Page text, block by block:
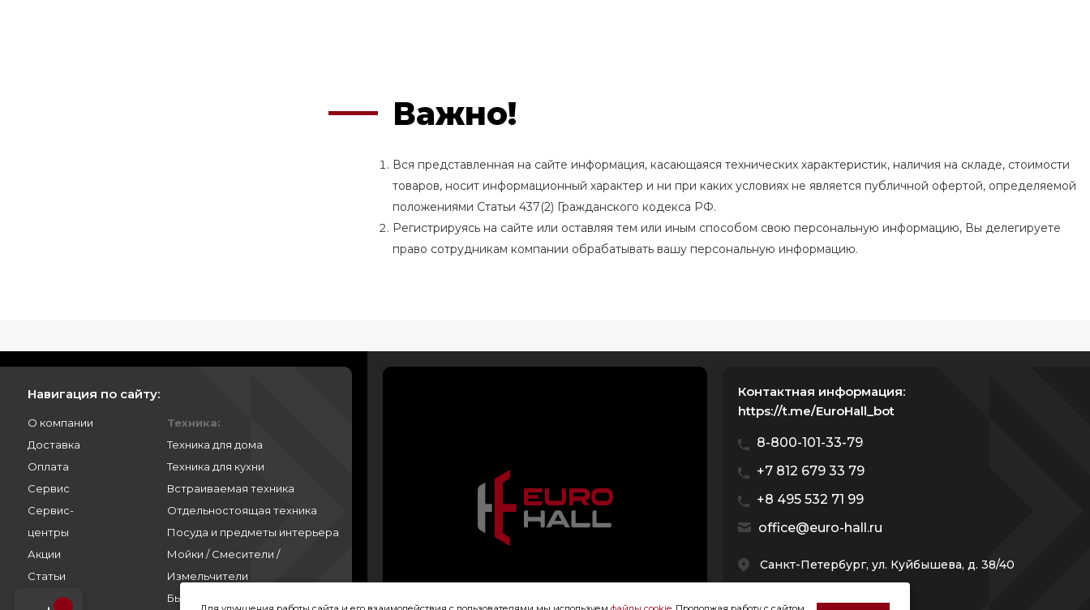
Важно!
Вся представленная на сайте информация, касающаяся технических характеристик, наличия на складе, стоимости
товаров, носит информационный характер и ни при каких условиях не является публичной офертой, определяемой
положениями Статьи 437(2) Гражданского кодекса РФ.
Регистрируясь на сайте или оставляя тем или иным способом свою персональную информацию, Вы делегируете
право сотрудникам компании обрабатывать вашу персональную информацию.
Навигация по сайту:
О компании
Доставка
Оплата
Сервис
Сервис-
центры
Акции
Статьи
Контакты
Техника:
Техника для дома
Техника для кухни
Встраиваемая техника
Отдельностоящая техника
Посуда и предметы интерьера
Мойки / Смесители /
Измельчители
Бытовая химия
Контактная информация:
https://t.me/EuroHall_bot
8-800-101-33-79
+7 812 679 33 79
+8 495 532 71 99
office@euro-hall.ru
Санкт-Петербург, ул. Куйбышева, д. 38/40